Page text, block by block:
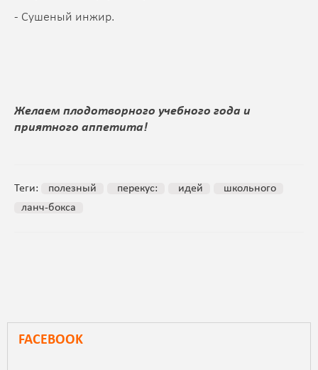
- Сушеный инжир.
Желаем плодотворного учебного года и
приятного аппетита!
Теги: полезный перекус: идей
школьного
ланч-бокса
FACEBOOK